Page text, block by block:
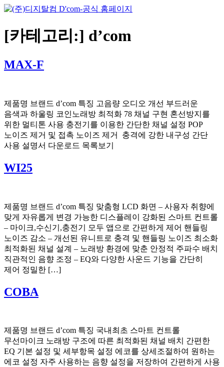
Skip
[카테고리:] d’com
MAX-F
제품명 브랜드 d’com 특징 고음량 오디오 개선 부드러운
음색과 하울링 코인노래방 최적화 78 채널 구현 혼선방지를
위한 멀티톤 사용 충전기를 이용한 간단한 채널 설정 POP
노이즈 제거 및 접촉 노이즈 제거 충격에 강한 내구성 간단
사용 설명서 다운로드 목록보기
WI25
제품명 브랜드 d’com 특징 맞춤형 LCD 화면 – 사용자 취향에
맞게 자유롭게 변경 가능한 디스플레이 강화된 스마트 컨트롤
– 마이크,수신기,충전기 모두 앱으로 간편하게 제어 핸들링
노이즈 감소 – 개선된 유니트로 충격 및 핸들링 노이즈 최소화
최적화된 채널 설계 – 노래방 환경에 맞춘 안정적 주파수 배치
직관적인 음향 조정 – EQ와 다양한 사운드 기능을 간단히
제어 정밀한 […]
COBA
제품명 브랜드 d’com 특징 국내최초 스마트 컨트롤
무선마이크 노래방 구조에 따른 최적화된 채널 배치 간편한
EQ 기본 설정 및 세부항목 설정 에코를 상세조절하여 원하는
에코 설정 자주 사용하는 음향 설정을 저장하여 간편하게 사용